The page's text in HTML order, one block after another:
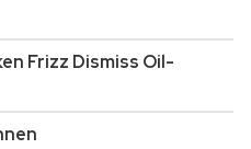
Frizz Dismiss Oil-